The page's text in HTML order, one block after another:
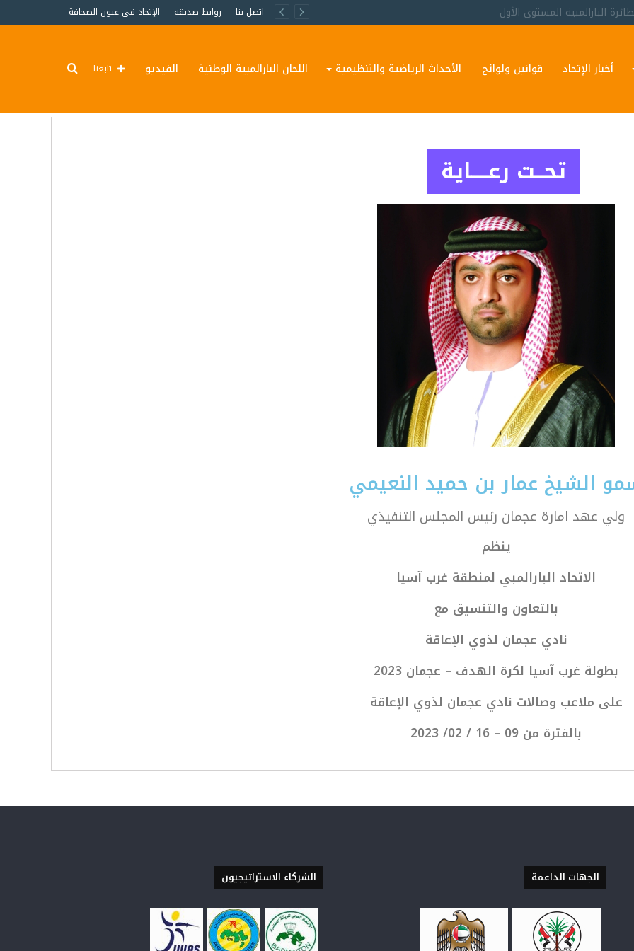
اتصل بنا روابط صديقه الإتحاد في عيون الصحافة
أخبار الإتحاد قوانين ولوائح الأحداث الرياضية والتنظيمية اللجان البارالمبية الوطنية الفيديو تابعنا
تحــت رعــــاية
الشيخ عمار بن حميد النعيمي
ولي عهد امارة عجمان رئيس المجلس التنفيذي
ينظم
الاتحاد البارالمبي لمنطقة غرب آسيا
بالتعاون والتنسيق مع
نادي عجمان لذوي الإعاقة
بطولة غرب آسيا لكرة الهدف – عجمان 2023
على ملاعب وصالات نادي عجمان لذوي الإعاقة
بالفترة من 09 – 16 / 02/ 2023
الجهات الداعمة الشركاء الاستراتيجيون